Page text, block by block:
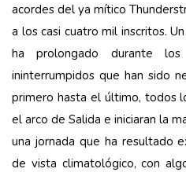
acordes del ya mítico
a los casi cuatro mil inscritos.
ha prolongado durante
ininterrumpidos que han sido
primero hasta el último, todos
el arco de Salida e iniciaran la
una jornada que ha resultado
de vista climatológico, con